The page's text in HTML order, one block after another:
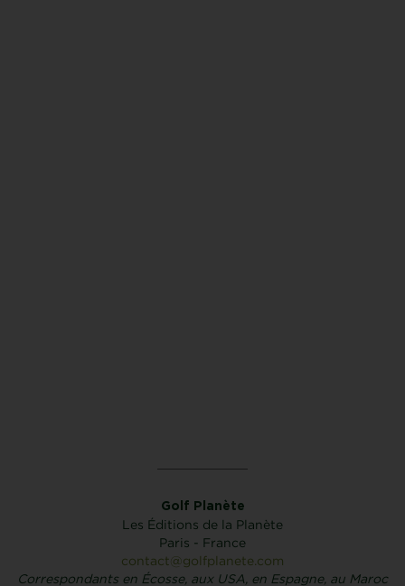
Golf Planète
Les Éditions de la Planète
Paris - France
contact@golfplanete.com
Correspondants en Écosse, aux USA, en Espagne, au Maroc